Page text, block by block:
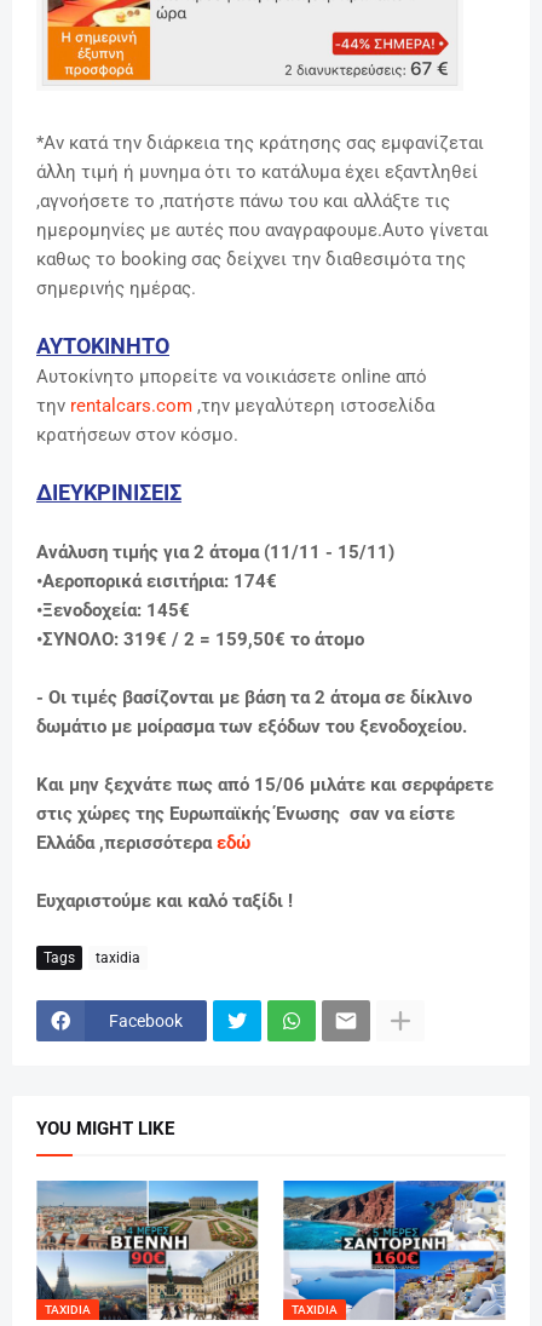
*Αν κατά την διάρκεια της κράτησης σας εμφανίζεται
άλλη τιμή ή μυνημα ότι το κατάλυμα έχει εξαντληθεί
,αγνοήσετε το ,πατήστε πάνω του και αλλάξτε τις
ημερομηνίες με αυτές που αναγραφουμε.Αυτο γίνεται
καθως το booking σας δείχνει την διαθεσιμότα της
σημερινής ημέρας.
ΑΥΤΟΚΙΝΗΤΟ
Αυτοκίνητο μπορείτε να νοικιάσετε online από
την rentalcars.com ,την μεγαλύτερη ιστοσελίδα
κρατήσεων στον κόσμο.
ΔΙΕΥΚΡΙΝΙΣΕΙΣ
Ανάλυση τιμής για 2 άτομα (11/11 - 15/11)
•Αεροπορικά εισιτήρια: 174€
•Ξενοδοχεία: 145€
•ΣΥΝΟΛΟ: 319€ / 2 = 159,50€ το άτομο
- Οι τιμές βασίζονται με βάση τα 2 άτομα σε δίκλινο
δωμάτιο με μοίρασμα των εξόδων του ξενοδοχείου.
Και μην ξεχνάτε πως από 15/06 μιλάτε και σερφάρετε
στις χώρες της Ευρωπαϊκής Ένωσης σαν να είστε
Ελλάδα ,περισσότεραεδώ
Ευχαριστούμε και καλό ταξίδι !
Tags taxidia
Facebook
YOU MIGHT LIKE
TAXIDIA TAXIDIA